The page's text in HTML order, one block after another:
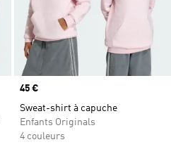
Prix
45 €
Sweat-shirt à capuche
Enfants Originals
4 couleurs